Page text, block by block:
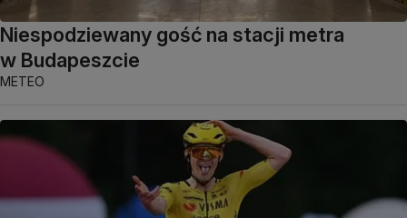
Niespodziewany gość na stacji metra
w Budapeszcie
METEO